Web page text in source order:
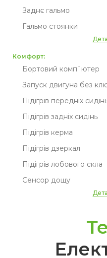
Заднє гальмо
Гальмо стоянки
Привід
Комфорт:
Бортовий комп`ютер
Запуск двигуна без
Підігрів передніх
Підігрів задніх сидінь
Підігрів керма
Підігрів дзеркал
Підігрів лобового скла
Сенсор дощу